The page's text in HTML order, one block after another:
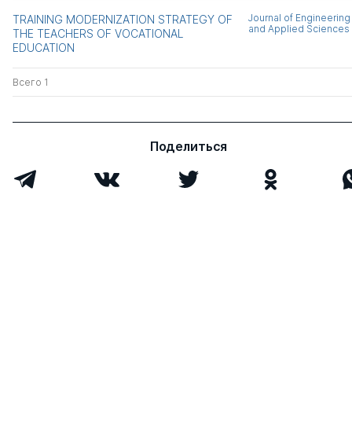
TRAINING MODERNIZATION STRATEGY OF
THE TEACHERS OF VOCATIONAL
EDUCATION
Journal of Engineering
and Applied Sciences
Всего 1
Поделиться